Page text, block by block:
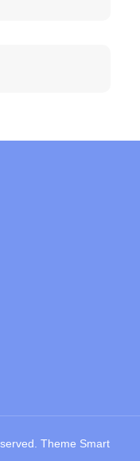
Theme Smart